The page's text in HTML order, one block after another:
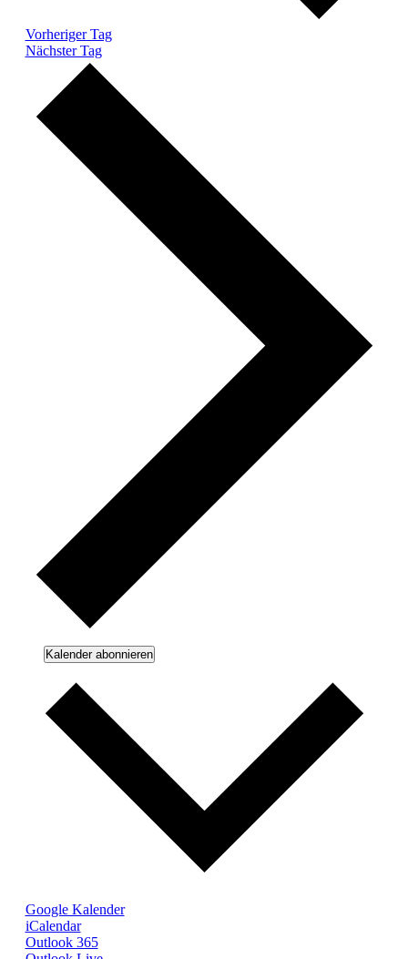
Vorheriger Tag
Nächster Tag
Kalender abonnieren
Google Kalender
iCalendar
Outlook 365